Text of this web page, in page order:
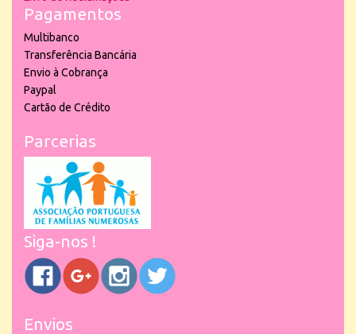
Pagamentos
Multibanco
Transferência Bancária
Envio à Cobrança
Paypal
Cartão de Crédito
Parcerias
Siga-nos !
Envios